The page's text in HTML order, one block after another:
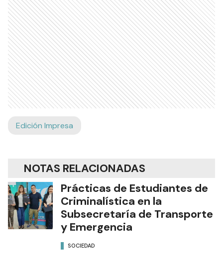
Edición Impresa
NOTAS RELACIONADAS
Prácticas de Estudiantes de
Criminalística en la
Subsecretaría de Transporte
y Emergencia
SOCIEDAD